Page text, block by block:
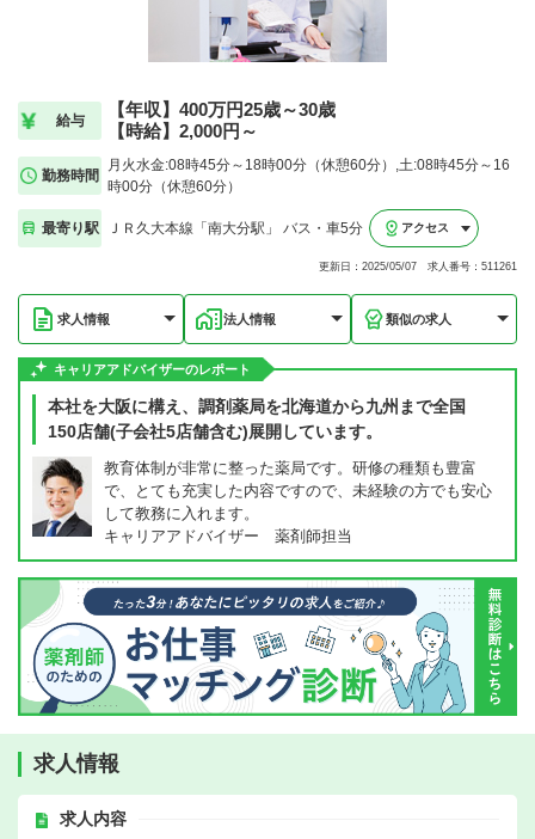
給与
【年収】400万円25歳～30歳
【時給】2,000円～
勤務時間
月火水金:08時45分～18時00分（休憩60分）,土:08時45分～16
時00分（休憩60分）
最寄り駅 ＪＲ久大本線「南大分駅」 バス・車5分 アクセス
更新日：2025/05/07 求人番号：511261
求人情報 法人情報 類似の求人
キャリアアドバイザーのレポート
本社を大阪に構え、調剤薬局を北海道から九州まで全国
150店舗(子会社5店舗含む)展開しています。
教育体制が非常に整った薬局です。研修の種類も豊富
で、とても充実した内容ですので、未経験の方でも安心
して教務に入れます。
キャリアアドバイザー 薬剤師担当
求人情報
求人内容